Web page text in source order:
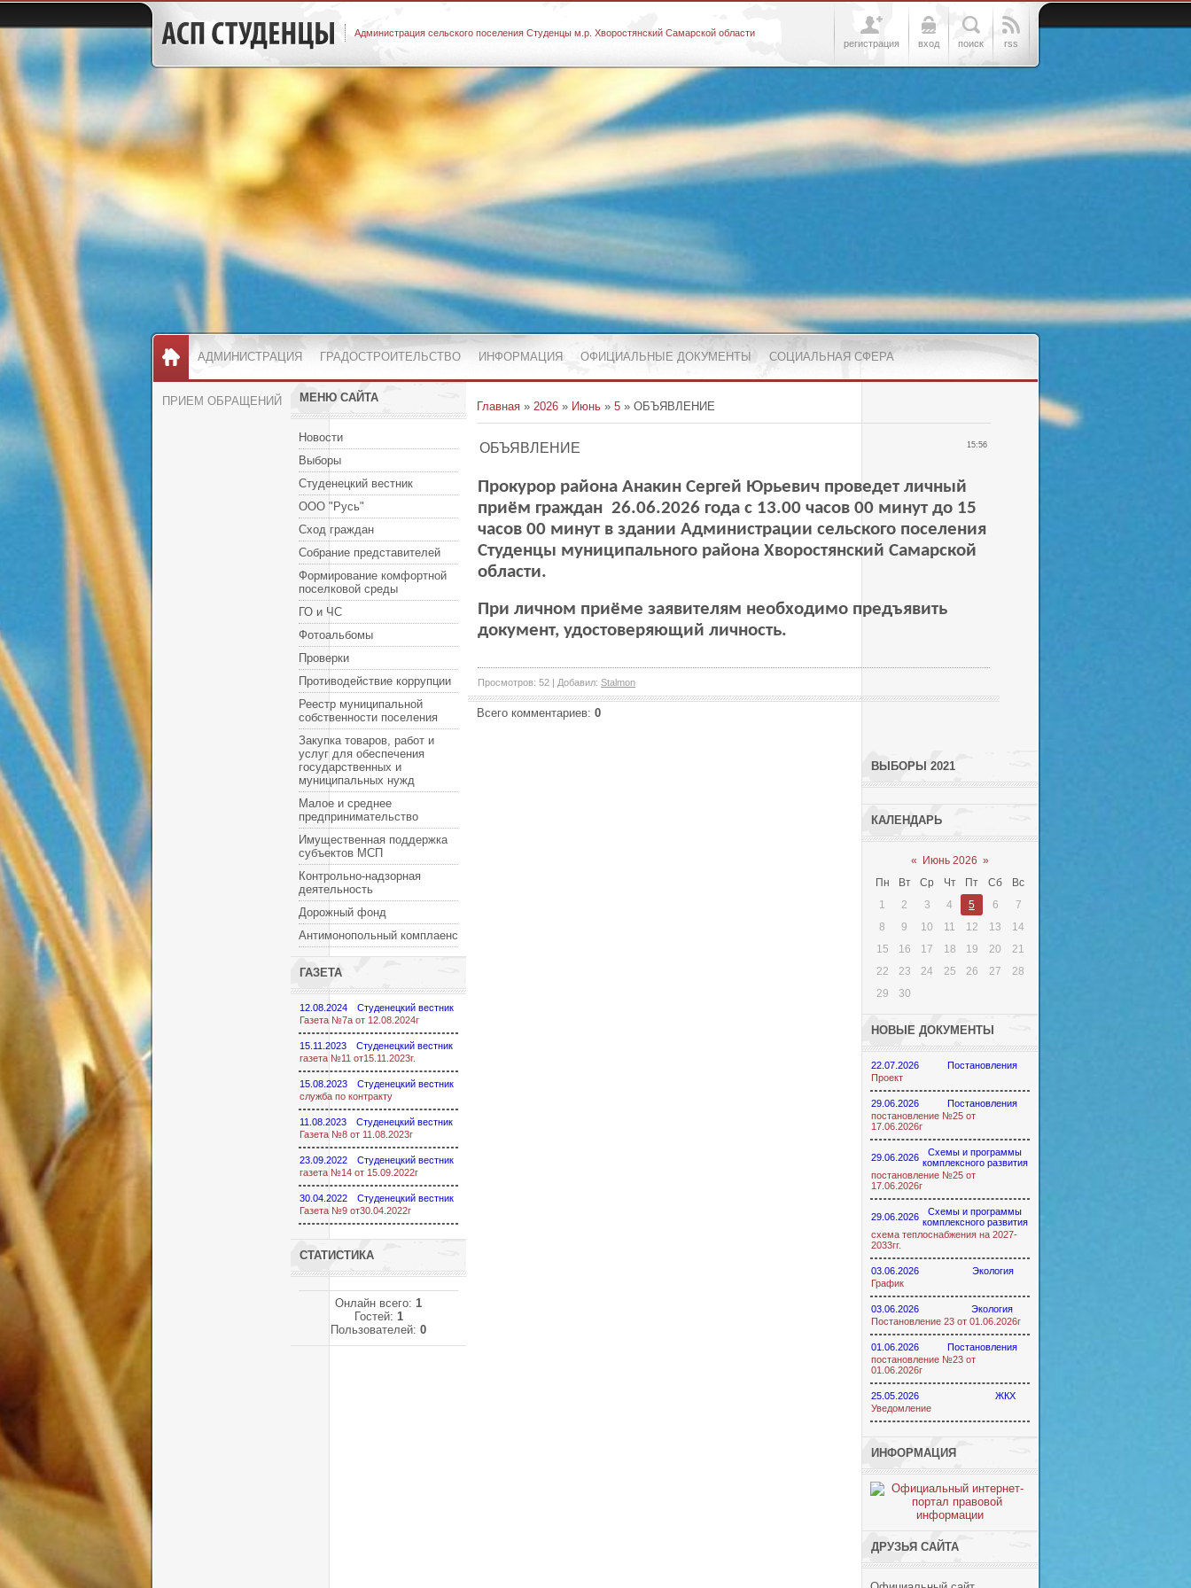
Администрация сельского поселения Студенцы м.р. Хворостянский Самарской области
регистрация
вход поиск rss
АДМИНИСТРАЦИЯ ГРАДОСТРОИТЕЛЬСТВО ИНФОРМАЦИЯ ОФИЦИАЛЬНЫЕ ДОКУМЕНТЫ СОЦИАЛЬНАЯ СФЕРА
ПРИЕМ ОБРАЩЕНИЙ МЕНЮ САЙТА
Новости
Выборы
Студенецкий вестник
ООО "Русь"
Сход граждан
Собрание представителей
Формирование комфортной
поселковой среды
ГО и ЧС
Фотоальбомы
Проверки
Противодействие коррупции
Реестр муниципальной
собственности поселения
Закупка товаров, работ и
услуг для обеспечения
государственных и
муниципальных нужд
Малое и среднее
предпринимательство
Имущественная поддержка
субъектов МСП
Контрольно-надзорная
деятельность
Дорожный фонд
Антимонопольный комплаенс
ГАЗЕТА
12.08.2024
Студенецкий вестник
Газета №7а от 12.08.2024г
15.11.2023
Студенецкий вестник
газета №11 от15.11.2023г.
15.08.2023
Студенецкий вестник
служба по контракту
11.08.2023
Студенецкий вестник
Газета №8 от 11.08.2023г
23.09.2022
Студенецкий вестник
газета №14 от 15.09.2022г
30.04.2022
Студенецкий вестник
Газета №9 от30.04.2022г
СТАТИСТИКА
Онлайн всего: 1
Гостей: 1
Пользователей: 0
Главная » 2026 » Июнь » 5 » ОБЪЯВЛЕНИЕ
15:56
ОБЪЯВЛЕНИЕ
Прокурор района Анакин Сергей Юрьевич проведет личный
приём граждан 26.06.2026 года с 13.00 часов 00 минут до 15
часов 00 минут в здании Администрации сельского поселения
Студенцы муниципального района Хворостянский Самарской
области.
При личном приёме заявителям необходимо предъявить
документ, удостоверяющий личность.
Просмотров: 52 | Добавил: Stalmon
Всего комментариев: 0
ВЫБОРЫ 2021
КАЛЕНДАРЬ
« Июнь 2026 »
Пн
Вт Ср Чт Пт Сб
Вс
1
2 3 4 5 6
7
8
9 10 11 12 13
14
15
16 17 18 19 20
21
22
23 24 25 26 27
28
29
30
НОВЫЕ ДОКУМЕНТЫ
22.07.2026
Постановления
Проект
29.06.2026
Постановления
постановление №25 от
17.06.2026г
29.06.2026
Схемы и программы
комплексного развития
постановление №25 от
17.06.2026г
29.06.2026
Схемы и программы
комплексного развития
схема теплоснабжения на 2027-
2033гг.
03.06.2026
Экология
График
03.06.2026
Экология
Постановление 23 от 01.06.2026г
01.06.2026
Постановления
постановление №23 от
01.06.2026г
25.05.2026
ЖКХ
Уведомление
ИНФОРМАЦИЯ
ДРУЗЬЯ САЙТА